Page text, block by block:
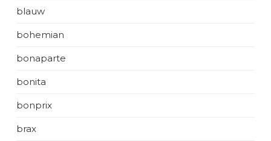
blauw
bohemian
bonaparte
bonita
bonprix
brax